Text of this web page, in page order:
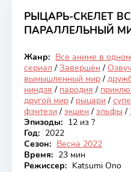
РЫЦАРЬ-СКЕЛЕТ
ПАРАЛЛЕЛЬНЫЙ
Закончен
7.14
Жанр: Все аниме в
сериал / Завершён /
вымышленный мир /
ниндзя / пародия /
другой мир / рыцари /
фэнтези / экшен / эльфы /
Эпизоды: 12 из ?
Год: 2022
Сезон: Весна 2022
Время: 23 мин
Режиссер: Katsumi Ono